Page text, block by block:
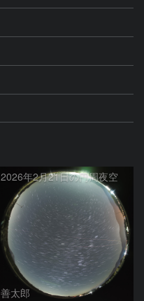
2026年2月21日の円周夜空
善太郎